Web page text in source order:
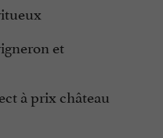
et
à prix château